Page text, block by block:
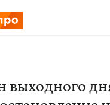
выходного